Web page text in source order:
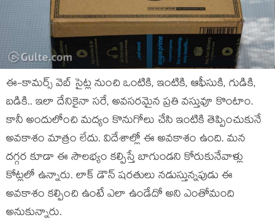
ఈ-కామర్స్ వెబ్ సైట్ల నుంచి ఒంటికి, ఇంటికి, ఆఫీసుకి, గుడికి,
బడికి.. ఇలా దేనికైనా సరే, అవసరమైన ప్రతి వస్తువూ కొంటాం.
కానీ అందులోంచి మద్యం కొనుగోలు చేసి ఇంటికి తెప్పించుకునే
అవకాశం మాత్రం లేదు. విదేశాల్లో ఈ అవకాశం ఉంది. మన
దగ్గర కూడా ఈ సౌలభ్యం కల్పిస్తే బాగుండని కోరుకునేవాళ్లు
కోట్లలో ఉన్నారు. లాక్ డౌన్ షరతులు నడుస్తున్నపుడు ఈ
అవకాశం కల్పించి ఉంటే ఎలా ఉండేదో అని ఎంతోమంది
అనుకున్నారు.